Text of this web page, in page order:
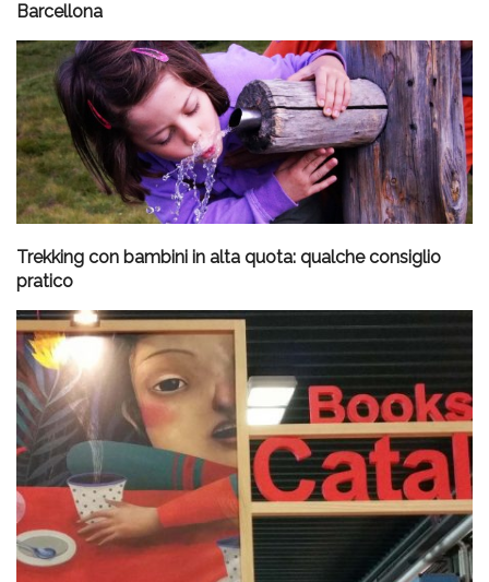
Barcellona
Trekking con bambini in alta quota: qualche consiglio
pratico